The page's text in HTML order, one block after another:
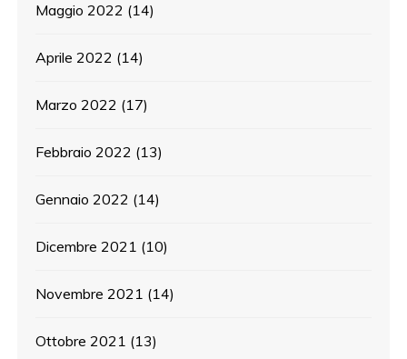
Maggio 2022 (14)
Aprile 2022 (14)
Marzo 2022 (17)
Febbraio 2022 (13)
Gennaio 2022 (14)
Dicembre 2021 (10)
Novembre 2021 (14)
Ottobre 2021 (13)